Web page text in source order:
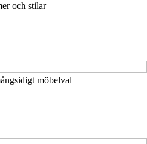
och stilar
möbelval